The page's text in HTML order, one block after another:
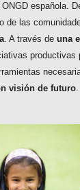
española.
de las
. A través de una
productivas
visión de futuro.